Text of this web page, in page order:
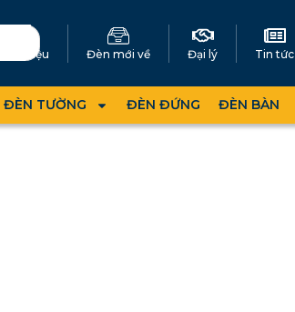
Giới thiệu Đèn mới về Đại lý Tin tức
ĐÈN TƯỜNG ĐÈN ĐỨNG ĐÈN BÀN